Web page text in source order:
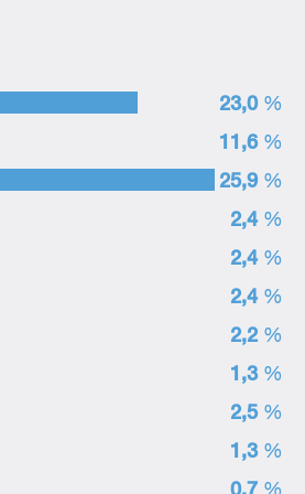
23,0 %
11,6 %
25,9 %
2,4 %
2,4 %
2,4 %
2,2 %
1,3 %
2,5 %
1,3 %
0,7 %